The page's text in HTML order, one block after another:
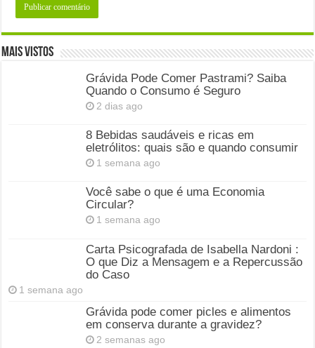
Mais Vistos
Grávida Pode Comer Pastrami? Saiba
Quando o Consumo é Seguro
2 dias ago
8 Bebidas saudáveis e ricas em
eletrólitos: quais são e quando consumir
1 semana ago
Você sabe o que é uma Economia
Circular?
1 semana ago
Carta Psicografada de Isabella Nardoni :
O que Diz a Mensagem e a Repercussão
do Caso
1 semana ago
Grávida pode comer picles e alimentos
em conserva durante a gravidez?
2 semanas ago